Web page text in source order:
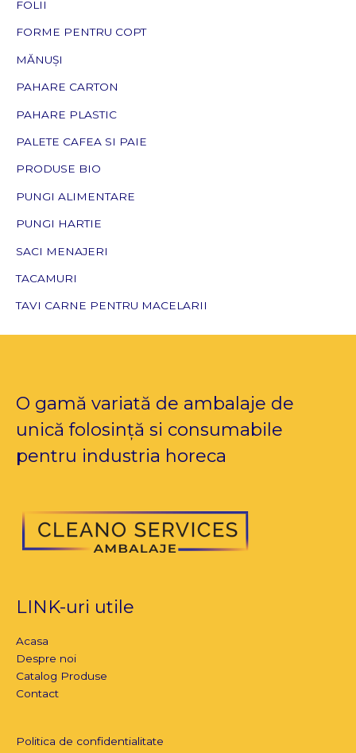
FOLII
FORME PENTRU COPT
MĂNUȘI
PAHARE CARTON
PAHARE PLASTIC
PALETE CAFEA SI PAIE
PRODUSE BIO
PUNGI ALIMENTARE
PUNGI HARTIE
SACI MENAJERI
TACAMURI
TAVI CARNE PENTRU MACELARII
O gamă variată de ambalaje de
unică folosință si consumabile
pentru industria horeca
LINK-uri utile
Acasa
Despre noi
Catalog Produse
Contact
Politica de confidentialitate